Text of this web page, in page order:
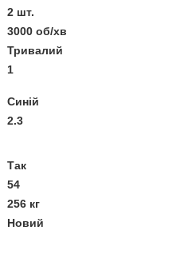
2 шт.
3000 об/хв
Тривалий
1
Синій
2.3
Так
54
256 кг
Новий